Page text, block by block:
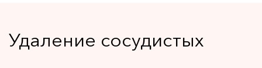
Уходовая косметология
Удаление сосудистых